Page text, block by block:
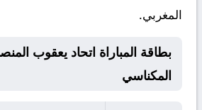
المغربي.
المكناسي